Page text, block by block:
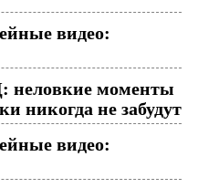
видео:
моменты
никогда не забудут
видео: